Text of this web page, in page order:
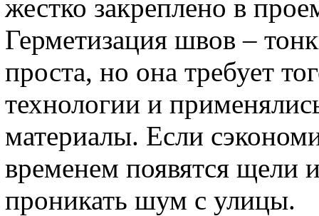
жестко закреплено в
Герметизация швов –
проста, но она требует
технологии и
материалы. Если
временем появятся щели
проникать шум с улицы.